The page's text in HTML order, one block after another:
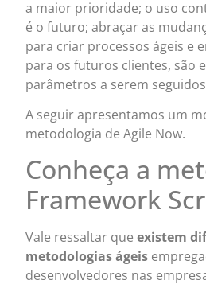
a maior prioridade; o uso
é o futuro; abraçar as
para criar processos ágeis e
para os futuros clientes, são
parâmetros a serem
A seguir apresentamos um
metodologia de Agile Now.
Conheça a
Framework
Vale ressaltar queexistem
metodologias ágeis
desenvolvedores nas